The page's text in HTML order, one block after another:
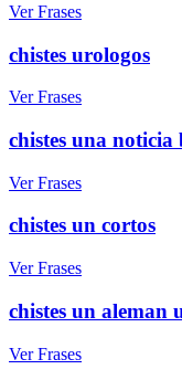
Ver Frases
chistes urologos
Ver Frases
chistes una
Ver Frases
chistes un cortos
Ver Frases
chistes un aleman
Ver Frases